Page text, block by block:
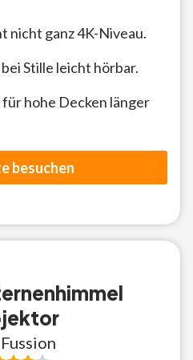
nicht ganz 4K-Niveau.
Stille leicht hörbar.
hohe Decken länger
besuchen